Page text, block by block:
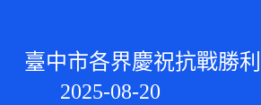
臺中市各界慶祝抗戰勝
2025-08-20